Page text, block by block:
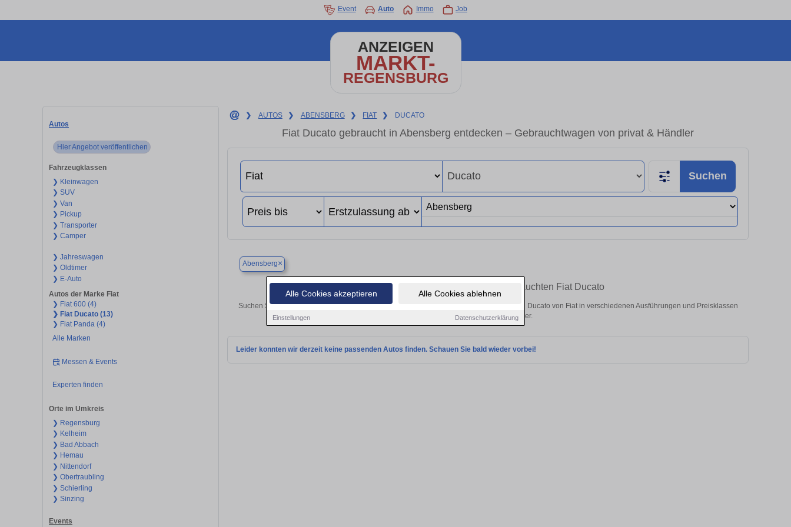
Alle Cookies akzeptieren Alle Cookies ablehnen
Einstellungen Datenschutzerklärung
Event Auto Immo Job
ANZEIGEN
MARKT-
REGENSBURG
Autos
Hier Angebot veröffentlichen
Fahrzeugklassen
❯ Kleinwagen
❯ SUV
❯ Van
❯ Pickup
❯ Transporter
❯ Camper
❯ Jahreswagen
❯ Oldtimer
❯ E-Auto
Autos der Marke Fiat
❯ Fiat 600 (4)
❯ Fiat Ducato (13)
❯ Fiat Panda (4)
Alle Marken
Messen & Events
Experten finden
Orte im Umkreis
❯ Regensburg
❯ Kelheim
❯ Bad Abbach
❯ Hemau
❯ Nittendorf
❯ Obertraubling
❯ Schierling
❯ Sinzing
Events
❯ AUTOS ❯ ABENSBERG ❯ FIAT ❯ DUCATO
Fiat Ducato gebraucht in Abensberg entdecken – Gebrauchtwagen von privat & Händler
Suchen
Abensberg×
Finden Sie in Abensberg Ihren gebrauchten Fiat Ducato
Suchen Sie in Abensberg einen Fiat Ducato Gebrauchtwagen? Entdecken Sie gebrauchte Ducato von Fiat in verschiedenen Ausführungen und Preisklassen
von privat und vom Händler.
Leider konnten wir derzeit keine passenden Autos finden. Schauen Sie bald wieder vorbei!